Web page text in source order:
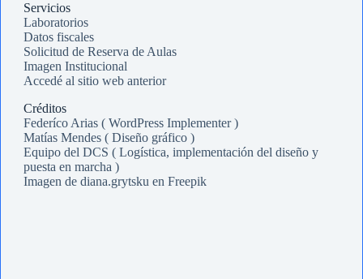
Servicios
Laboratorios
Datos fiscales
Solicitud de Reserva de Aulas
Imagen Institucional
Accedé al sitio web anterior
Créditos
Federíco Arias ( WordPress Implementer )
Matías Mendes ( Diseño gráfico )
Equipo del DCS ( Logística, implementación del diseño y
puesta en marcha )
Imagen de diana.grytsku en Freepik